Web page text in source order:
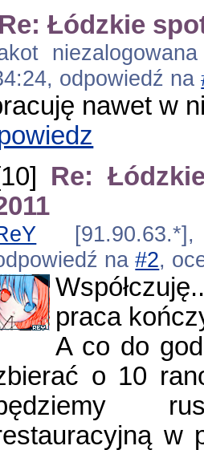
Re: Łódzkie
odpowiedź na
nawet w
Re:
na#2,
praca
A co do
o 10
w